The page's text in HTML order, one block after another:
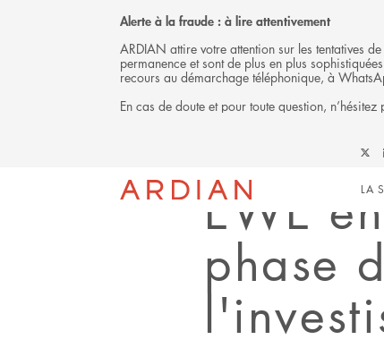
Alerte à la fraude : à lire attentivement
ARDIAN attire votre attention sur les tentatives
permanence et sont de plus en plus
recours au démarchage téléphonique, à
En cas de doute et pour toute question,
on
LA
EWE
phase